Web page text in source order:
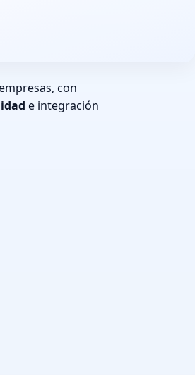
con
e integración